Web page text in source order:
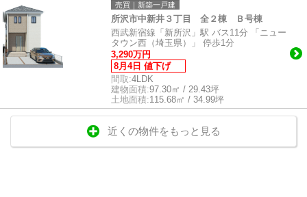
売買｜新築一戸建
所沢市中新井３丁目 全２棟 Ｂ号棟
西武新宿線「新所沢」駅 バス11分 「ニュー
タウン西（埼玉県）」 停歩1分
3,290万円
8月4日 値下げ
間取:4LDK
建物面積:97.30㎡ / 29.43坪
土地面積:115.68㎡ / 34.99坪
近くの物件をもっと見る